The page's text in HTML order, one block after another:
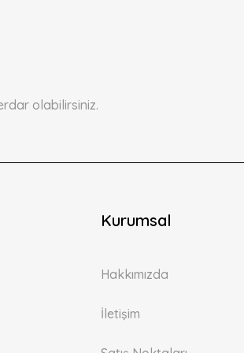
Gönder
olabilirsiniz.
Kurumsal
Hakkımızda
İletişim